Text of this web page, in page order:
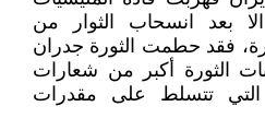
بعد انسحاب الثوار من
فقد حطمت الثورة جدران
الثورة أكبر من شعارات
التي تتسلط على مقدرات